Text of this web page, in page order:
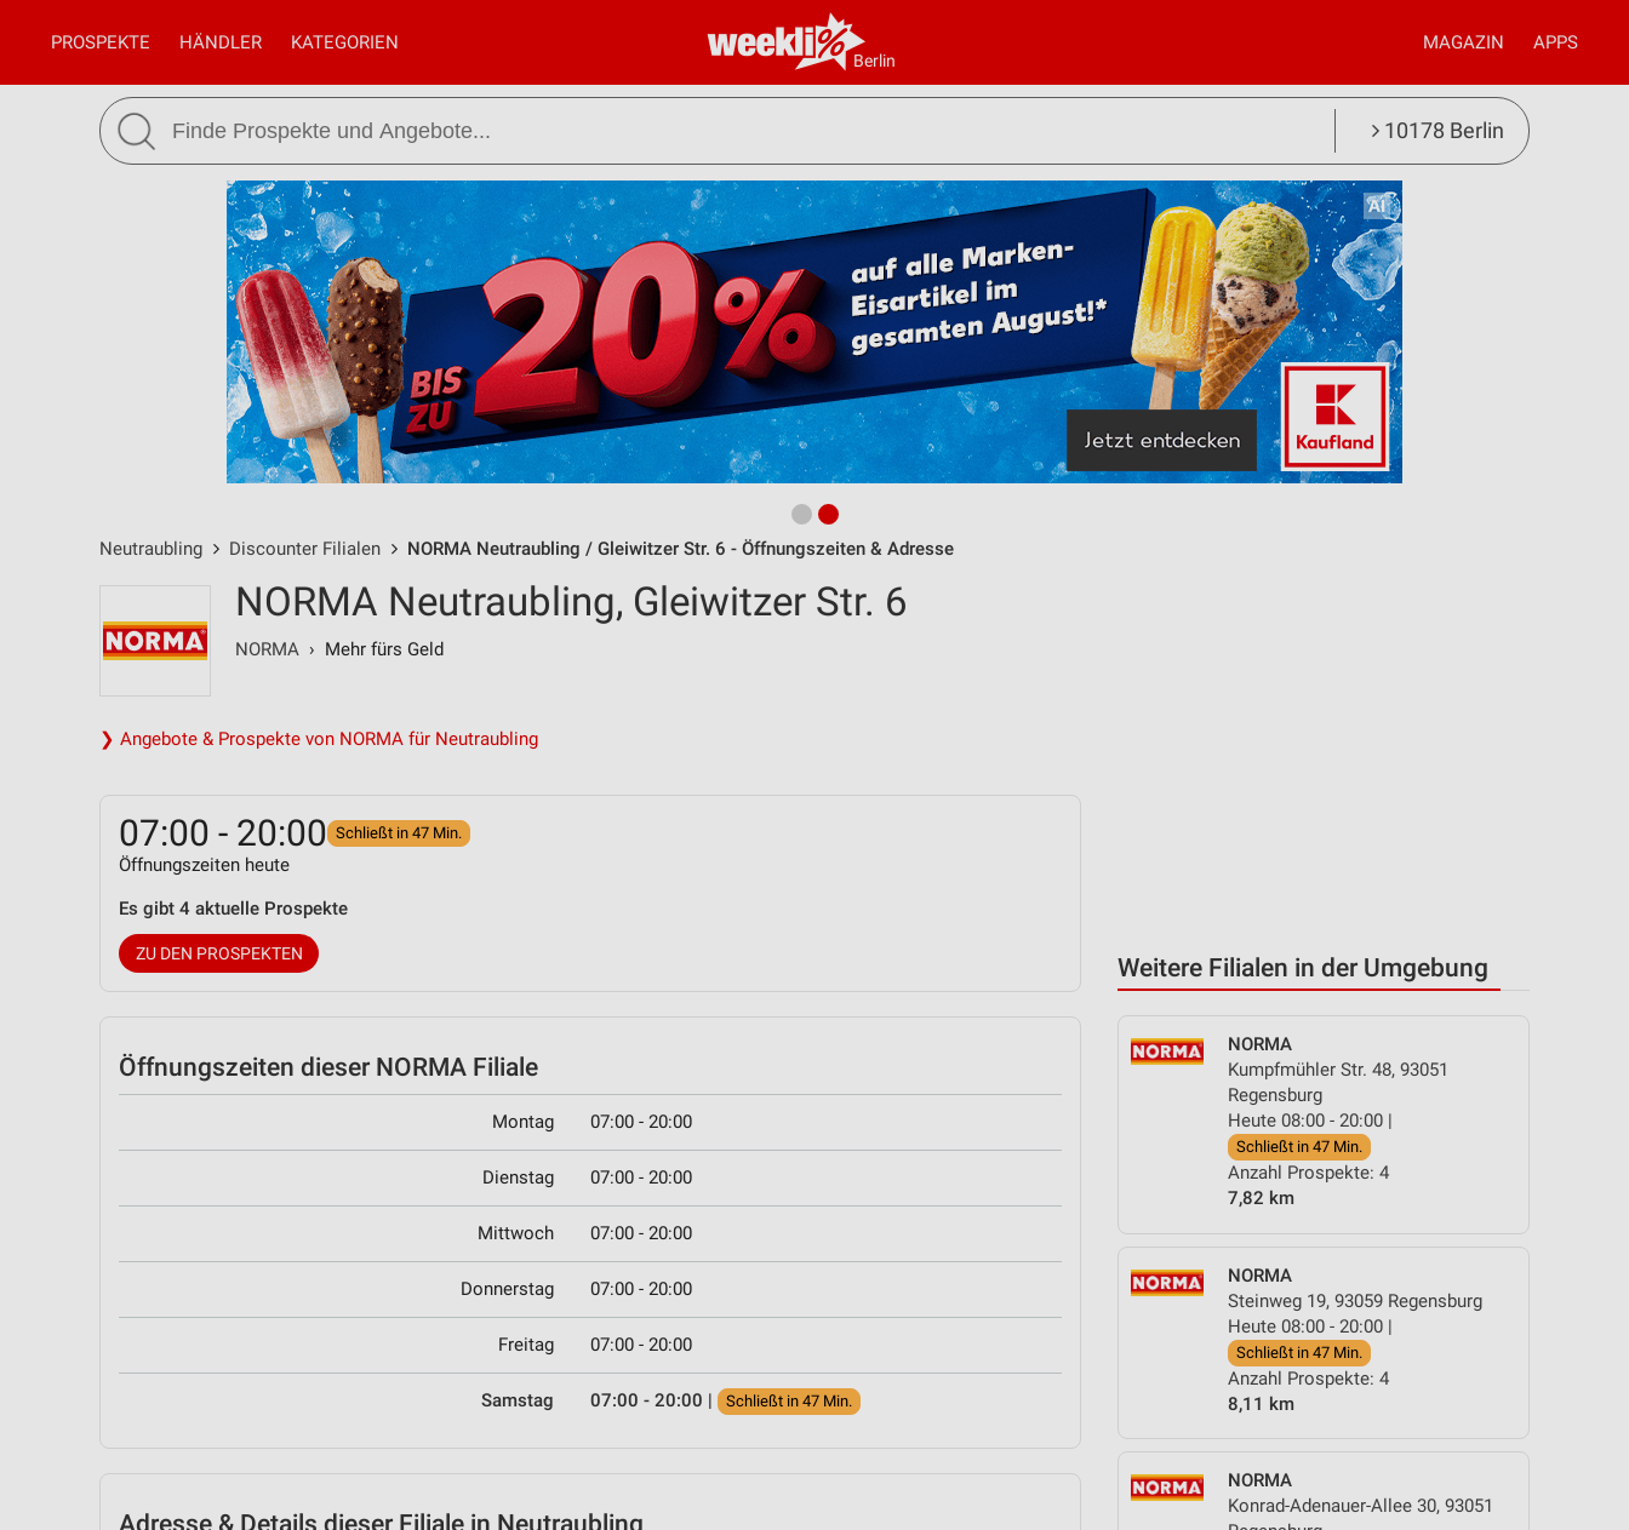
Berlin
PROSPEKTE HÄNDLER KATEGORIEN MAGAZIN APPS
10178 Berlin
Neutraubling Discounter Filialen NORMA Neutraubling / Gleiwitzer Str. 6 - Öffnungszeiten & Adresse
Weitere Filialen in der Umgebung
NORMA
Kumpfmühler Str. 48, 93051
Regensburg
Heute 08:00 - 20:00 |
Schließt in 47 Min.
Anzahl Prospekte: 4
7,82 km
NORMA
Steinweg 19, 93059 Regensburg
Heute 08:00 - 20:00 |
Schließt in 47 Min.
Anzahl Prospekte: 4
8,11 km
NORMA
Konrad-Adenauer-Allee 30, 93051
NORMA Neutraubling, Gleiwitzer Str. 6
NORMA › Mehr fürs Geld
❯ Angebote & Prospekte von NORMA für Neutraubling
07:00 - 20:00 Schließt in 47 Min.
Öffnungszeiten heute
Es gibt 4 aktuelle Prospekte
ZU DEN PROSPEKTEN
Öffnungszeiten dieser NORMA Filiale
Montag 07:00 - 20:00
Dienstag 07:00 - 20:00
Mittwoch 07:00 - 20:00
Donnerstag 07:00 - 20:00
Freitag 07:00 - 20:00
Samstag 07:00 - 20:00 | Schließt in 47 Min.
Adresse & Details dieser Filiale in Neutraubling